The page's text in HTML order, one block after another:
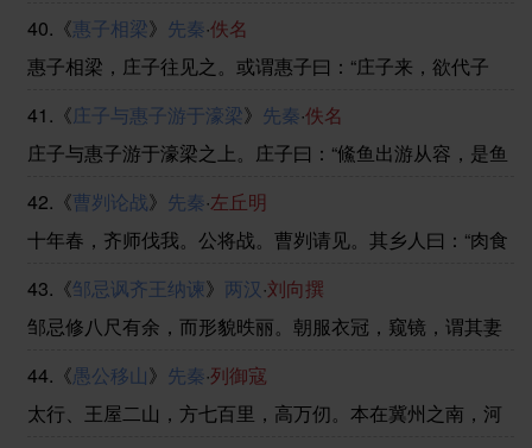
将降大任于是人也，必先苦其心志，劳其筋骨，饿其体
肤，空乏其身，行拂乱其所为，所以动心忍性，曾益其所
不能 ......
40.《惠子相梁》 先秦·佚名
惠子相梁，庄子往见之。或谓惠子曰：“庄子来，欲代子
曰：“南方有鸟，其名为鹓鶵，子知之乎？夫鹓鶵发于南
海，而飞于北海；非梧桐不止，非练实不食，非醴泉不
饮。 ......
41.《庄子与惠子游于濠梁》 先秦·佚名
庄子与惠子游于濠梁之上。庄子曰：“鯈鱼出游从容，是鱼
我，安知我不知鱼之乐？”惠子曰：“我非子，固不知子
矣；子固非鱼也，子之不知鱼之乐全矣！”庄子 ......
42.《曹刿论战》 先秦·左丘明
十年春，齐师伐我。公将战。曹刿请见。其乡人曰：“肉食
见。问：“何以战？”公曰：“衣食所安，弗敢专也，必以分
人。”对曰：“小惠未徧，民弗从也。”公曰 ......
43.《邹忌讽齐王纳谏》 两汉·刘向撰
邹忌修八尺有余，而形貌昳丽。朝服衣冠，窥镜，谓其妻
君也？”城北徐公，齐国之美丽者也。忌不自信，而复问其
妾曰：“吾孰与徐公美？”妾曰：“徐公何能及君 ......
44.《愚公移山》 先秦·列御寇
太行、王屋二山，方七百里，高万仞。本在冀州之南，河